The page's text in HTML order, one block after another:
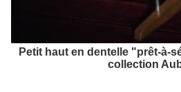
Petit haut en dentelle "prêt-à-
collection